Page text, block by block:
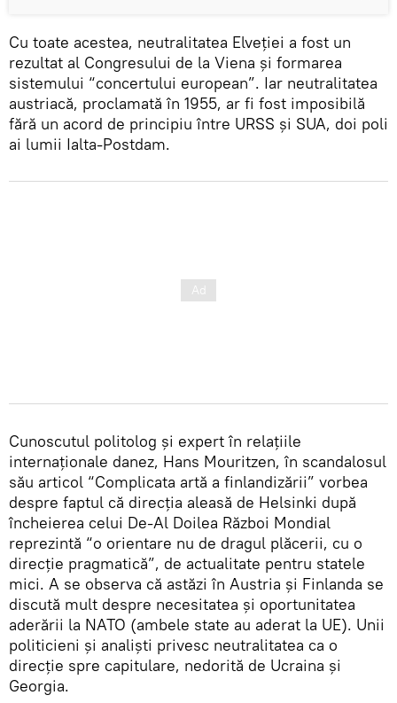
Cu toate acestea, neutralitatea Elveției a fost un
rezultat al Congresului de la Viena și formarea
sistemului “concertului european”. Iar neutralitatea
austriacă, proclamată în 1955, ar fi fost imposibilă
fără un acord de principiu între URSS și SUA, doi poli
ai lumii Ialta-Postdam.
Cunoscutul politolog și expert în relațiile
internaționale danez, Hans Mouritzen, în scandalosul
său articol “Complicata artă a finlandizării” vorbea
despre faptul că direcția aleasă de Helsinki după
încheierea celui De-Al Doilea Război Mondial
reprezintă “o orientare nu de dragul plăcerii, cu o
direcție pragmatică”, de actualitate pentru statele
mici. A se observa că astăzi în Austria și Finlanda se
discută mult despre necesitatea și oportunitatea
aderării la NATO (ambele state au aderat la UE). Unii
politicieni și analiști privesc neutralitatea ca o
direcție spre capitulare, nedorită de Ucraina și
Georgia.